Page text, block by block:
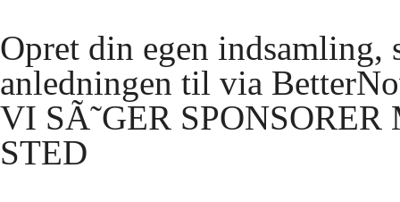
Opret din egen indsamling,
anledningen til via
VI SÃ˜GER SPONSORER
STED